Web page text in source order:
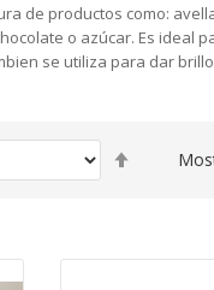
de productos como:
o azúcar. Es ideal
se utiliza para dar